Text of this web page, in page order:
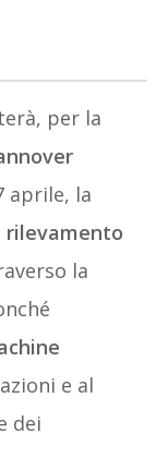
per la
aprile, la
rilevamento
la
e al
dei